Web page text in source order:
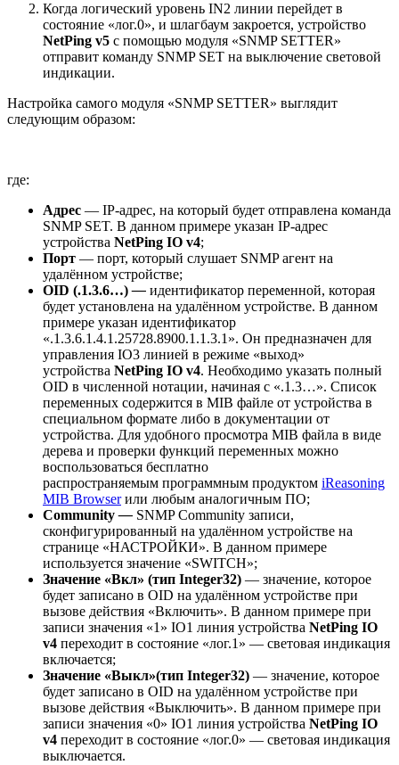
Когда логический уровень IN2 линии перейдет в
состояние «лог.0», и шлагбаум закроется, устройство
NetPing v5 с помощью модуля «SNMP SETTER»
отправит команду SNMP SET на выключение световой
индикации.
Настройка самого модуля «SNMP SETTER» выглядит
следующим образом:
где:
Адрес ― IP-адрес, на который будет отправлена команда
SNMP SET. В данном примере указан IP-адрес
устройства NetPing IO v4;
Порт ― порт, который слушает SNMP агент на
удалённом устройстве;
OID (.1.3.6…) ― идентификатор переменной, которая
будет установлена на удалённом устройстве. В данном
примере указан идентификатор
«.1.3.6.1.4.1.25728.8900.1.1.3.1». Он предназначен для
управления IO3 линией в режиме «выход»
устройства NetPing IO v4. Необходимо указать полный
OID в численной нотации, начиная с «.1.3…». Список
переменных содержится в MIB файле от устройства в
специальном формате либо в документации от
устройства. Для удобного просмотра MIB файла в виде
дерева и проверки функций переменных можно
воспользоваться бесплатно
распространяемым программным продуктом iReasoning
MIB Browserили любым аналогичным ПО;
Сommunity ― SNMP Community записи,
сконфигурированный на удалённом устройстве на
странице «НАСТРОЙКИ». В данном примере
используется значение «SWITCH»;
Значение «Вкл» (тип Integer32) ― значение, которое
будет записано в OID на удалённом устройстве при
вызове действия «Включить». В данном примере при
записи значения «1» IO1 линия устройства NetPing IO
v4 переходит в состояние «лог.1» ― световая индикация
включается;
Значение «Выкл»(тип Integer32) ― значение, которое
будет записано в OID на удалённом устройстве при
вызове действия «Выключить». В данном примере при
записи значения «0» IO1 линия устройства NetPing IO
v4 переходит в состояние «лог.0» ― световая индикация
выключается.